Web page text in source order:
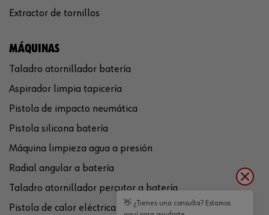
Extractor de tornillos
MÁQUINAS
Taladro atornillador batería
Aspirador limpia tapicería
Pistola de impacto neumática
Pistola silicona batería
Máquina limpieza agua a presión
Radial angular a batería
Taladro atornillador percutor a batería
Pistola de calor eléctrica
👋 ¿Tienes una consulta? Estamos